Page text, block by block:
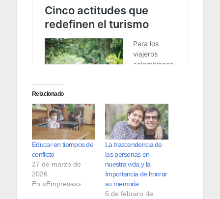
Relacionado
Educar en tiempos de
conflicto
27 de marzo de
2026
En «Empresas»
La trascendencia de
las personas en
nuestra vida y la
Importancia de honrar
su memoria
6 de febrero de